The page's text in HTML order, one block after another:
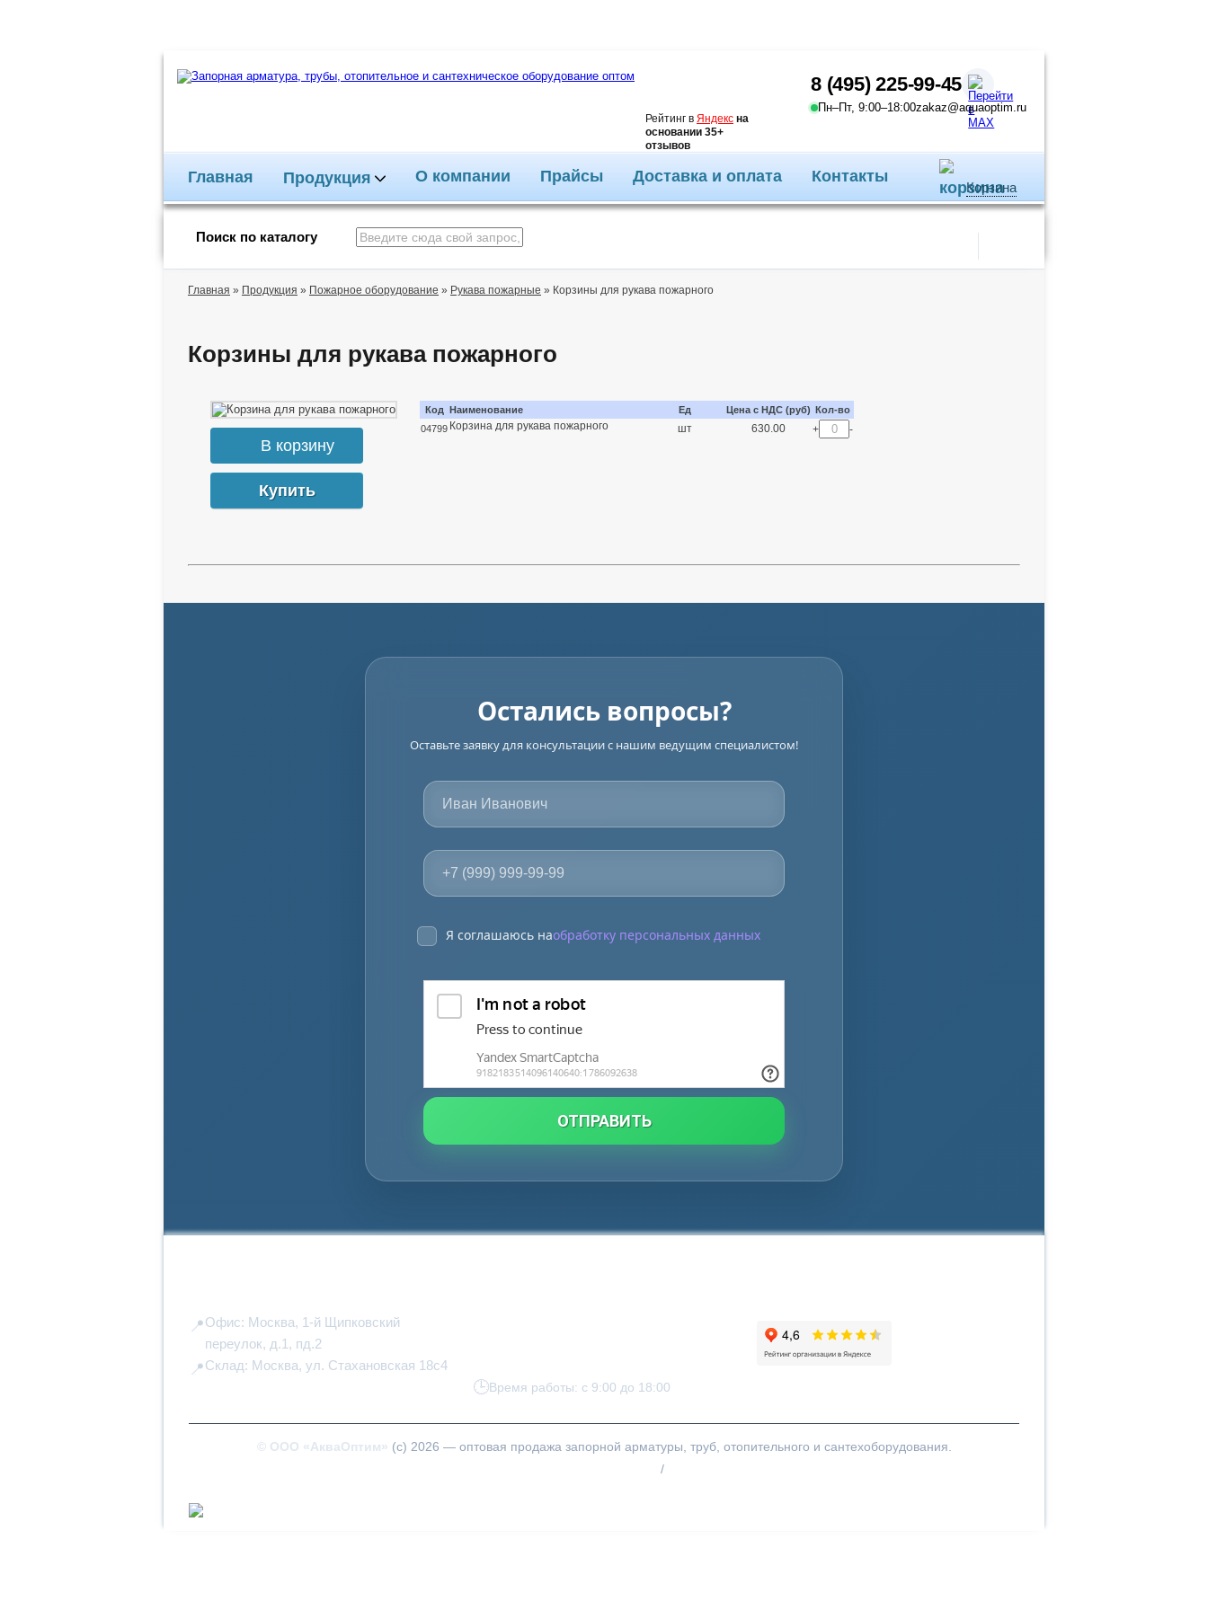
8 (495) 225-99-45
Пн–Пт, 9:00–18:00zakaz@aquaoptim.ru
Рейтинг в Яндекс на
основании 35+
отзывов
Главная Продукция О компании Прайсы Доставка и оплата Контакты
Корзина
Поиск по каталогу
Главная » Продукция » Пожарное оборудование » Рукава пожарные » Корзины для рукава пожарного
Корзины для рукава пожарного
Купить
Код Наименование Ед Цена с НДС (руб)
Кол-во
04799 Корзина для рукава пожарного шт 630.00 + -
Остались вопросы?
Оставьте заявку для консультации с нашим ведущим специалистом!
Я соглашаюсь наобработку персональных данных
ОТПРАВИТЬ
Офис: Москва, 1-й Щипковский
переулок, д.1, пд.2
Склад: Москва, ул. Стахановская 18с4
Время работы: с 9:00 до 18:00
© ООО «АкваОптим» (с) 2026 — оптовая продажа запорной арматуры, труб, отопительного и сантехоборудования.
/